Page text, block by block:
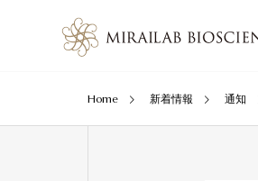
Home 新着情報 通知